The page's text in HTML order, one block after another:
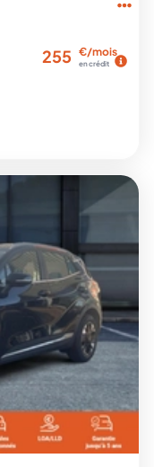
255 €/mois
en crédit